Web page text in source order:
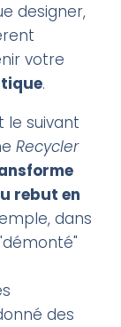
designer,
votre
.
le suivant
Recycler
rebut en
dans
des